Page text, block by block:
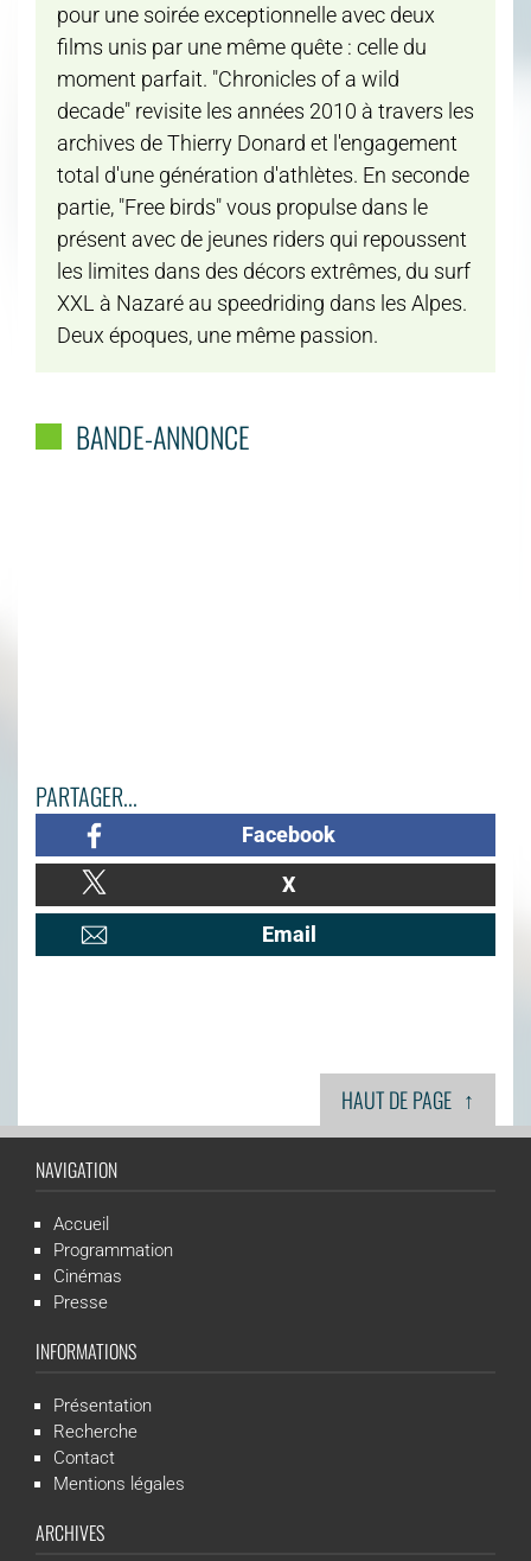
pour une soirée exceptionnelle avec deux
films unis par une même quête : celle du
moment parfait. "Chronicles of a wild
decade" revisite les années 2010 à travers les
archives de Thierry Donard et l'engagement
total d'une génération d'athlètes. En seconde
partie, "Free birds" vous propulse dans le
présent avec de jeunes riders qui repoussent
les limites dans des décors extrêmes, du surf
XXL à Nazaré au speedriding dans les Alpes.
Deux époques, une même passion.
BANDE-ANNONCE
PARTAGER...
Facebook
X
Email
HAUT DE PAGE ↑
NAVIGATION
Accueil
Programmation
Cinémas
Presse
INFORMATIONS
Présentation
Recherche
Contact
Mentions légales
ARCHIVES